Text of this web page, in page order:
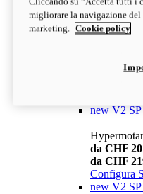
da CHF
Configura
newV2
da CHF
new V2 SP
da CHF
da CHF
Configura
new V2
migliorare la navigazione
marketing.
Cookie policy